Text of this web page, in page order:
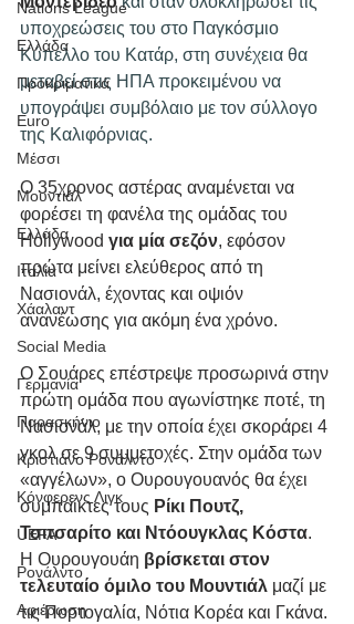
Nations League
Ελλάδα
Προκριματικά
Euro
Μέσσι
Μουντιάλ
Ελλάδα
Ιταλία
Χάαλαντ
Social Media
Γερμανία
Παρασκήνιο
Κριστιάνο Ρονάλντο
Κόνφερενς Λιγκ
UEFA
Ρονάλντο
Αφιέρωση
υποχρεώσεις του στο Παγκόσμιο
Κύπελλο του Κατάρ, στη συνέχεια θα
μεταβεί στις ΗΠΑ προκειμένου να
υπογράψει συμβόλαιο με τον σύλλογο
της Καλιφόρνιας.
O 35χρονος αστέρας αναμένεται να
φορέσει τη φανέλα της ομάδας του
Hollywood για μία σεζόν, εφόσον
πρώτα μείνει ελεύθερος από τη
Νασιονάλ, έχοντας και οψιόν
ανανέωσης για ακόμη ένα χρόνο.
Ο Σουάρες επέστρεψε προσωρινά στην
πρώτη ομάδα που αγωνίστηκε ποτέ, τη
Νασιονάλ, με την οποία έχει σκοράρει 4
γκολ σε 9 συμμετοχές. Στην ομάδα των
«αγγέλων», ο Ουρουγουανός θα έχει
συμπαίκτες τους Ρίκι Πουτζ,
Τσιτσαρίτο και Ντόουγκλας Κόστα.
Η Ουρουγουάη βρίσκεται στον
τελευταίο όμιλο του Μουντιάλ μαζί με
τις Πορτογαλία, Νότια Κορέα και Γκάνα.